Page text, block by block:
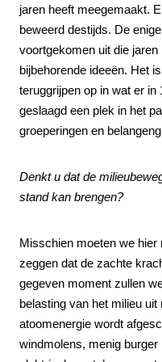
jaren heeft meegemaakt.
beweerd destijds. De
voortgekomen uit die
bijbehorende ideeën. Het
teruggrijpen op in wat er
geslaagd een plek in het
groeperingen en
Denkt u dat de
stand kan brengen?
Misschien moeten we
zeggen dat de zachte
gegeven moment zullen
belasting van het milieu
atoomenergie wordt
windmolens, menig